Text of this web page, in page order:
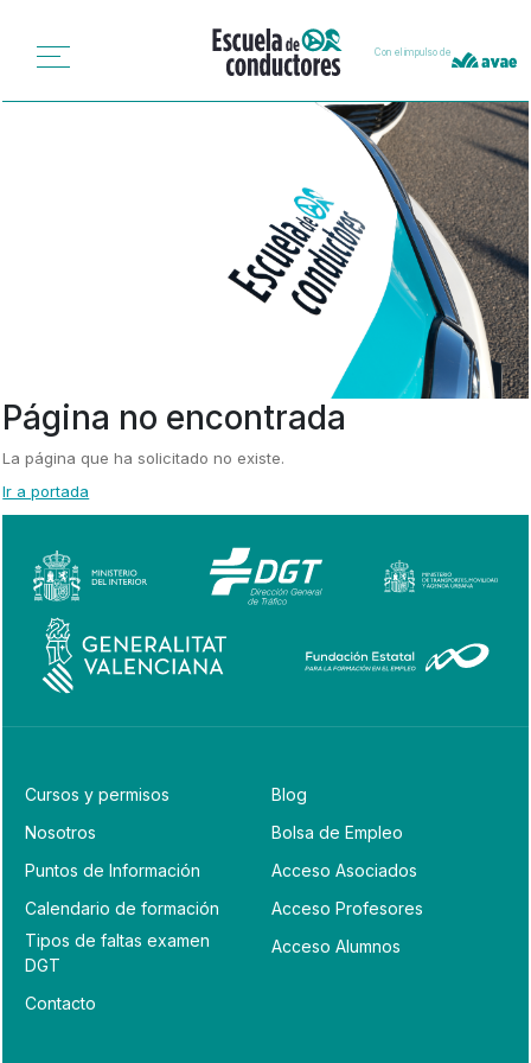
Con el impulso de
Página no encontrada
La página que ha solicitado no existe.
Ir a portada
Cursos y permisos
Nosotros
Puntos de Información
Calendario de formación
Tipos de faltas examen
DGT
Contacto
Blog
Bolsa de Empleo
Acceso Asociados
Acceso Profesores
Acceso Alumnos